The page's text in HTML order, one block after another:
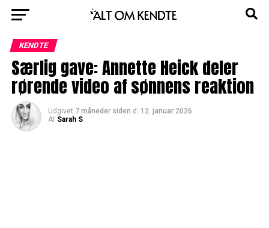
KENDTE
Særlig gave: Annette Heick deler
rørende video af sønnens reaktion
Udgivet 7 måneder siden d. 12. januar 2026
Af Sarah S